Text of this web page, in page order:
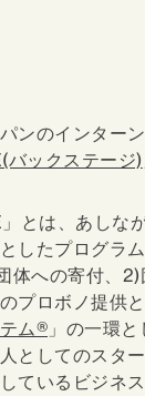
ンのインター
バックステージ)
」とは、あしな
したプログラム
体への寄付、
プロボノ提供
ム® 」の一環
としてのスタ
ているビジネ